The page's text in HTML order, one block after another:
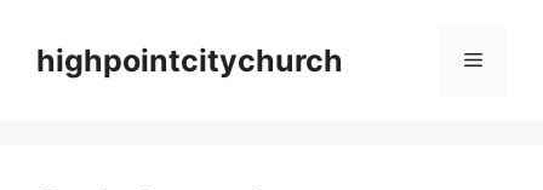
highpointcitychurch Menu